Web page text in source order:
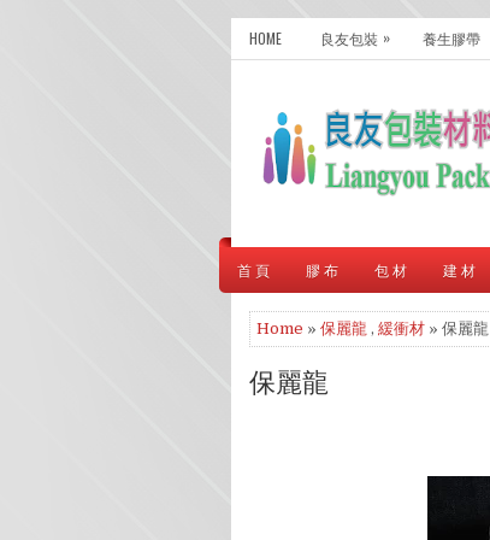
HOME 良友包裝 » 養生膠帶
首 頁 膠 布 包 材 建 材
Home » 保麗龍 , 緩衝材 » 保麗龍
保麗龍